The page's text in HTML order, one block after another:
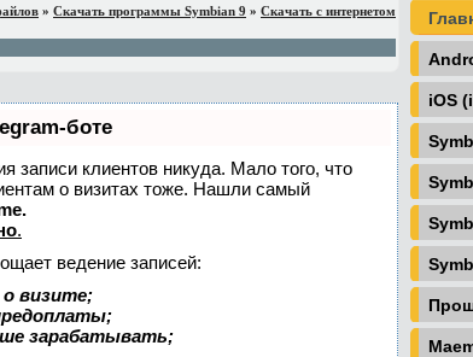
» Скачать программы Symbian 9 » Скачать с интернетом
боте
записи клиентов никуда. Мало того, что
о визитах тоже. Нашли самый
.
ведение записей:
визите;
зарабатывать;
iOS